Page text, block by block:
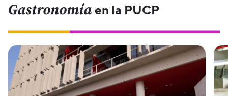
Gastronomíaen la PUCP